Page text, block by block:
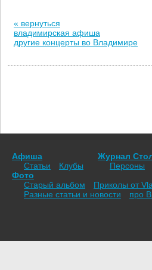
« вернуться
владимирская афиша
другие концерты во Владимире
Афиша
Статьи
Клубы
Журнал
Персоны
Фото
Старый альбом
Приколы от
Разные статьи и новости
про